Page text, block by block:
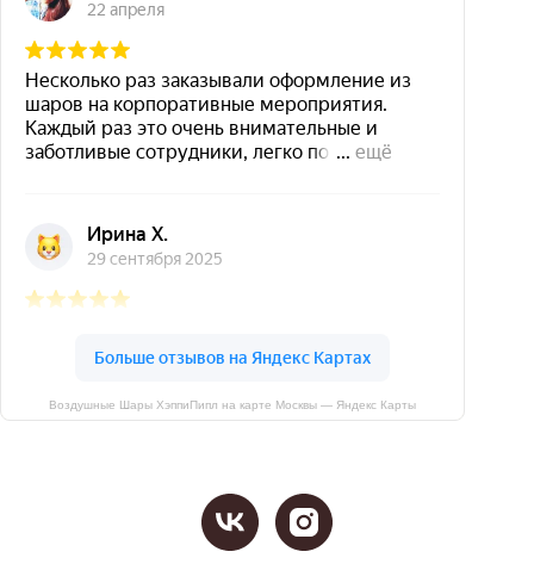
Воздушные Шары ХэппиПипл на карте Москвы — Яндекс Карты